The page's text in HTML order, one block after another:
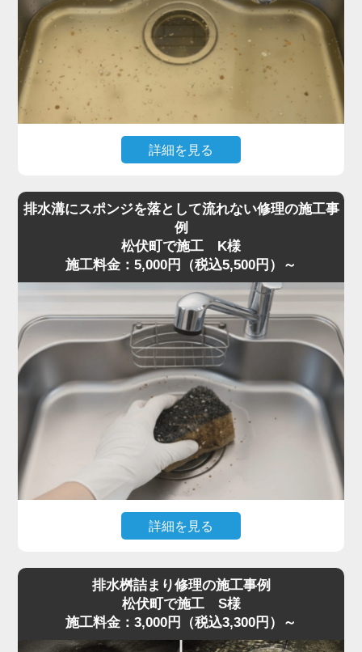
ニングしました。作業は約40分で完了し動作もスムーズに
復旧しました。
「明朗会計で安心できた」との評価をいただきました。
ディスポーザーの異音・悪臭・排水不良は故障の前兆で
す。このような症状があれば、お早めに水道の達人へご相
談ください。
詳細を見る
ボゴボ音が出る」とのご相談でした。
訪問し確認すると、S字トラップの内部に米粒・麺類の細
片が残り、油脂と混ざって固着していました。
S字トラップは構造上ゴミが溜まりやすく、一度固まると
空気の抜けが悪くなり、臭気が逆流することがあります。
トラップを分解し内部を洗浄、蛇腹ホースの油膜も除去し
て流路を確保しました。
作業は50分ほどで完了し、「最短即日で対応してくれた」
「明朗会計で助かった」とご満足いただきました。
悪臭・ゴボゴボ音は詰まりの代表的サインです。少しでも
異常を感じたら水道の達人へ早めにご相談ください。
排水溝にスポンジを落として流れない修理の施工事
例
松伏町で施工 K様
施工料金：5,000円（税込5,500円）～
詳細を見る
水が流れなくなったとのご相談。
弊社のスタッフが最短即日で伺ったところ、スポンジがS
字トラップ奥まで入り込み、圧縮されて油脂汚れと一体化
して管を完全に塞いでいました。
排水桝詰まり修理の施工事例
松伏町で施工 S様
施工料金：3,000円（税込3,300円）～